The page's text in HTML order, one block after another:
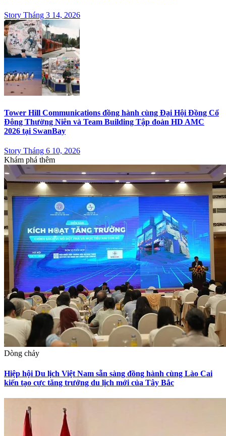
Story Tháng 3 14, 2026
Tower Hill Communications đồng hành cùng Đại Hội Đồng Cổ
Đông Thường Niên và Team Building Tập đoàn HD AMC
2026 tại SwanBay
Story Tháng 6 10, 2026
Khám phá thêm
Dòng chảy
Hiệp hội Du lịch Việt Nam sẵn sàng đồng hành cùng Lào Cai
kiến tạo cực tăng trưởng du lịch mới của Tây Bắc